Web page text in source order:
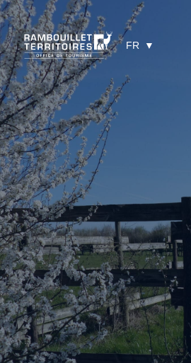
FR
Panneau de gestion des cookies